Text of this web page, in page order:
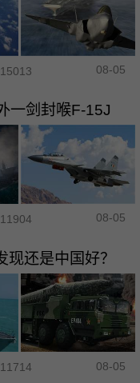
15013 08-05
一剑封喉F-15J
11904 08-05
还是中国好？
11714 08-05